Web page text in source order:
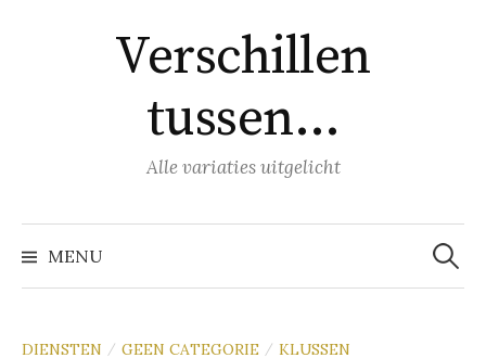
Verschillen
tussen…
Alle variaties uitgelicht
MENU
Zoeken
naar:
DIENSTEN / GEEN CATEGORIE / KLUSSEN